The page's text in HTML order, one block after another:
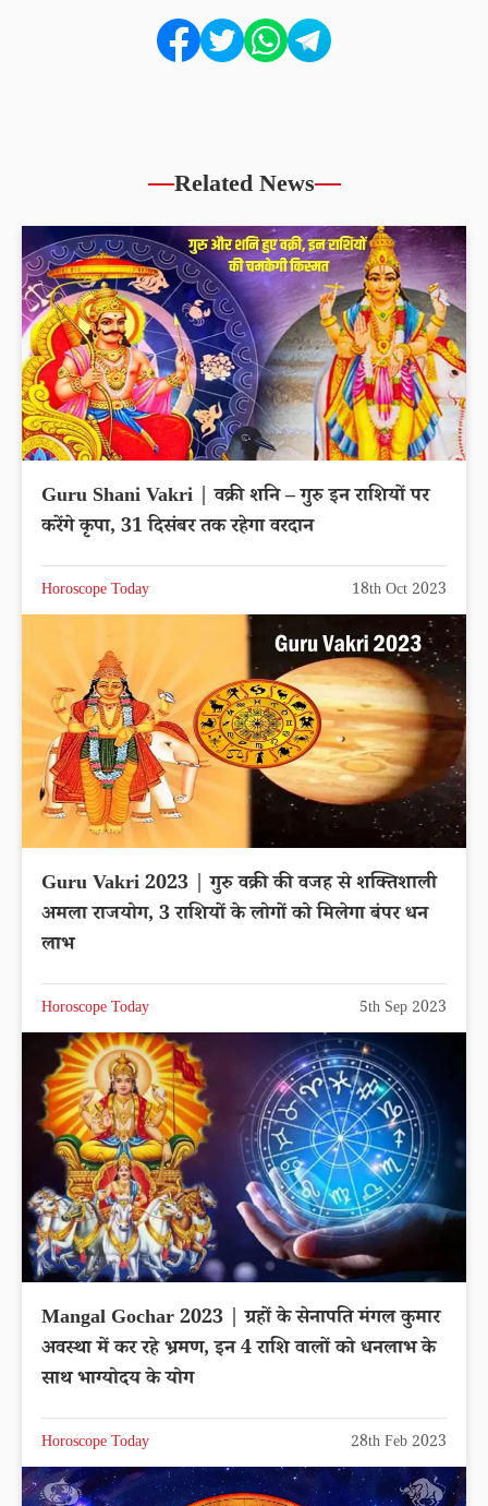
Related News
Guru Shani Vakri | वक्री शनि – गुरु इन राशियों पर
करेंगे कृपा, 31 दिसंबर तक रहेगा वरदान
Horoscope Today 18th Oct 2023
Guru Vakri 2023 | गुरु वक्री की वजह से शक्तिशाली
अमला राजयोग, 3 राशियों के लोगों को मिलेगा बंपर धन
लाभ
Horoscope Today 5th Sep 2023
Mangal Gochar 2023 | ग्रहों के सेनापति मंगल कुमार
अवस्था में कर रहे भ्रमण, इन 4 राशि वालों को धनलाभ के
साथ भाग्योदय के योग
Horoscope Today 28th Feb 2023